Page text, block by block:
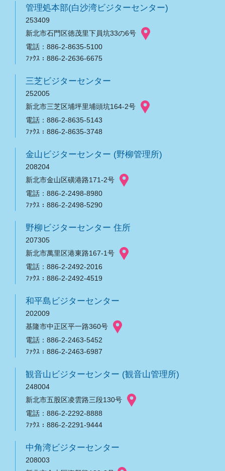
管理処本部(白沙湾ビジターセンター)
253409
新北市石門区徳茂里下員坑33の6号
電話：886-2-8635-5100
ﾌｧｸｽ：886-2-2636-6675
三芝ビジターセンター
252005
新北市三芝区埔坪里埔頭坑164-2号
電話：886-2-8635-5143
ﾌｧｸｽ：886-2-8635-3748
金山ビジターセンター (野柳管理所)
208204
新北市金山区磺港路171-2号
電話：886-2-2498-8980
ﾌｧｸｽ：886-2-2498-5290
野柳ビジターセンター 住所
207305
新北市萬里区港東路167-1号
電話：886-2-2492-2016
ﾌｧｸｽ：886-2-2492-4519
和平島ビジターセンター
202009
基隆市中正区平一路360号
電話：886-2-2463-5452
ﾌｧｸｽ：886-2-2463-6987
観音山ビジターセンター (観音山管理所)
248004
新北市五股区凌雲路三段130号
電話：886-2-2292-8888
ﾌｧｸｽ：886-2-2291-9444
中角湾ビジターセンター
208003